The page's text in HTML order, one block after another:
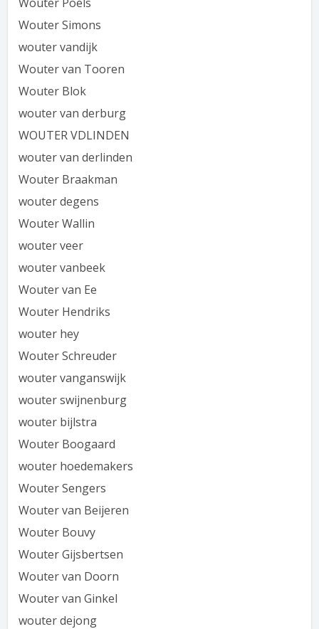
Wouter Simons
wouter vandijk
Wouter van Tooren
Wouter Blok
wouter van derburg
WOUTER VDLINDEN
wouter van derlinden
Wouter Braakman
wouter degens
Wouter Wallin
wouter veer
wouter vanbeek
Wouter van Ee
Wouter Hendriks
wouter hey
Wouter Schreuder
wouter vanganswijk
wouter swijnenburg
wouter bijlstra
Wouter Boogaard
wouter hoedemakers
Wouter Sengers
Wouter van Beijeren
Wouter Bouvy
Wouter Gijsbertsen
Wouter van Doorn
Wouter van Ginkel
wouter dejong